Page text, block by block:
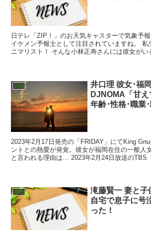
日テレ「ZIP！」のお天気キャスターで気象予報
イケメン予報士として注目されていますね。 私
ニマリスト！ そんな小林正寿さんには彼女がい
芸能
井口理 彼女･福
DJNOMA「甘
年齢･性格･職業
2023年2月17日発売の「FRIDAY」にてKing
ントとの熱愛が発覚。彼女が福岡在住の一般人
と言われる理由は… 2023年2月24日放送のTBS
芸能
滝藤賢一 妻と子
自宅で息子に号
った！